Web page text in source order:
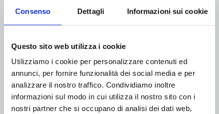
Consenso Dettagli Informazioni sui cookie
Questo sito web utilizza i cookie
Utilizziamo i cookie per personalizzare contenuti ed
annunci, per fornire funzionalità dei social media e per
analizzare il nostro traffico. Condividiamo inoltre
informazioni sul modo in cui utilizza il nostro sito con i
nostri partner che si occupano di analisi dei dati web,
ADV